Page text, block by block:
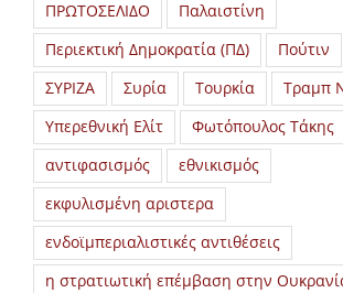
ΠΡΩΤΟΣΕΛΙΔΟ
Παλαιστίνη
Περιεκτική Δημοκρατία (ΠΔ)
Πούτιν
ΣΥΡΙΖΑ
Συρία Τουρκία
Τραμπ
Υπερεθνική Ελίτ
Φωτόπουλος Τάκης
αντιφασισμός
εθνικισμός
εκφυλισμένη αριστερα
ενδοϊμπεριαλιστικές αντιθέσεις
η στρατιωτική επέμβαση στην